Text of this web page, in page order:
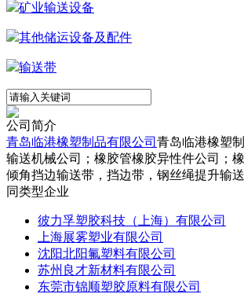
矿业输送设备
其他储运设备及配件
输送带
公司简介
青岛临港橡塑制品有限公司 青岛临港橡塑
输送机械公司；橡胶管橡胶异性件公司；
倾角挡边输送带，挡边带，钢丝绳提升输
同类型企业
彼力孚塑胶科技（上海）有限公司
上海展雾塑业有限公司
沈阳北阳氟塑料有限公司
苏州良才新材料有限公司
东莞市锦顺塑胶原料有限公司